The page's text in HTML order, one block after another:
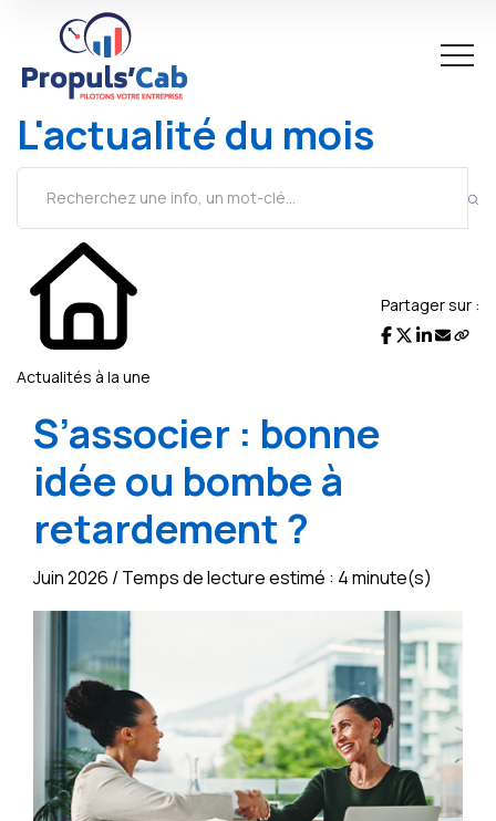
L'actualité du mois
Actualités à la une
Partager sur :
S’associer : bonne
idée ou bombe à
retardement ?
Juin 2026 / Temps de lecture estimé : 4 minute(s)